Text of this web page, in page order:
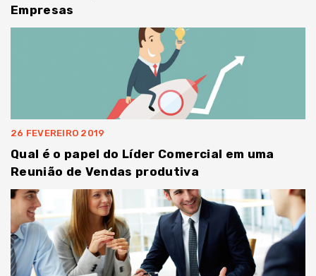
Empresas
26 FEVEREIRO 2019
Qual é o papel do Líder Comercial em uma
Reunião de Vendas produtiva